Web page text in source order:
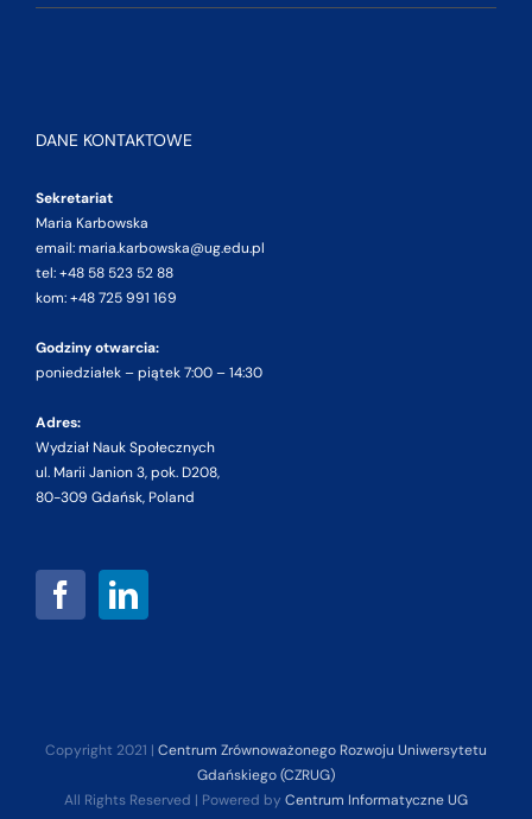
DANE KONTAKTOWE
Sekretariat
Maria Karbowska
email: maria.karbowska@ug.edu.pl
tel: +48 58 523 52 88
kom: +48 725 991 169
Godziny otwarcia:
poniedziałek – piątek 7:00 – 14:30
Adres:
Wydział Nauk Społecznych
ul. Marii Janion 3, pok. D208,
80-309 Gdańsk, Poland
Copyright 2021 | Centrum Zrównoważonego Rozwoju Uniwersytetu
Gdańskiego (CZRUG)
All Rights Reserved | Powered by Centrum Informatyczne UG